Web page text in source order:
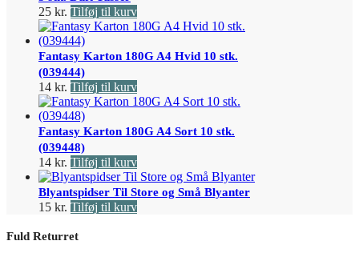
25 kr. Tilføj til kurv
Fantasy Karton 180G A4 Hvid 10 stk.
(039444)
14 kr. Tilføj til kurv
Fantasy Karton 180G A4 Sort 10 stk.
(039448)
14 kr. Tilføj til kurv
Blyantspidser Til Store og Små Blyanter
15 kr. Tilføj til kurv
Fuld Returret